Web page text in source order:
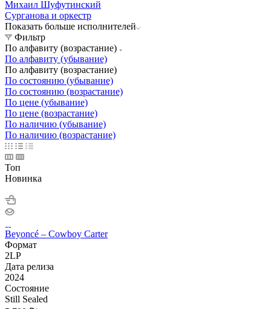
Михаил Шуфутинский
Сурганова и оркестр
Показать больше исполнителей
Фильтр
По алфавиту (возрастание)
По алфавиту (убывание)
По алфавиту (возрастание)
По состоянию (убывание)
По состоянию (возрастание)
По цене (убывание)
По цене (возрастание)
По наличию (убывание)
По наличию (возрастание)
Топ
Новинка
Beyoncé – Cowboy Carter
Формат
2LP
Дата релиза
2024
Состояние
Still Sealed